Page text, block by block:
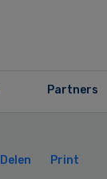
Partners
Delen Print